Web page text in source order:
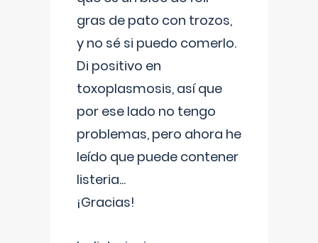
gras de pato con trozos,
y no sé si puedo comerlo.
Di positivo en
toxoplasmosis, así que
por ese lado no tengo
problemas, pero ahora he
leído que puede contener
listeria...
¡Gracias!